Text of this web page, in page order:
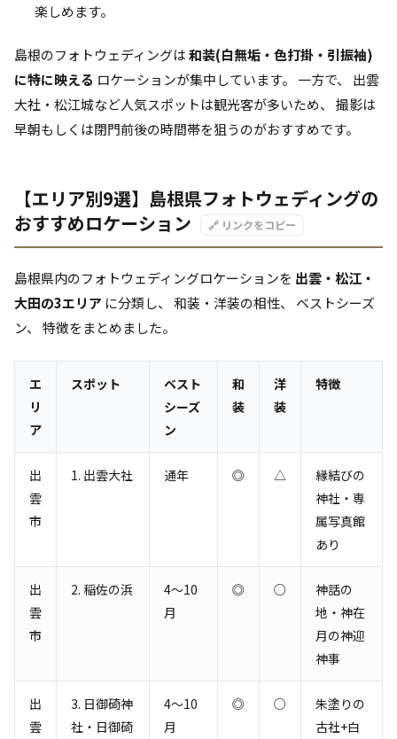
楽しめます。
島根のフォトウェディングは和装(白無垢・色打掛・引振袖)
に特に映える ロケーションが集中しています。 一方で、 出雲
大社・松江城など人気スポットは観光客が多いため、 撮影は
早朝もしくは閉門前後の時間帯を狙うのがおすすめです。
【エリア別9選】島根県フォトウェディングの
おすすめロケーション
🔗 リンクをコピー
島根県内のフォトウェディングロケーションを 出雲・松江・
大田の3エリア に分類し、 和装・洋装の相性、 ベストシーズ
ン、 特徴をまとめました。
エ
リ
ア
スポット
ベスト
シーズ
ン
和
装
洋
装
特徴
出
雲
市
1. 出雲大社 通年 ◎ △
縁結びの
神社・専
属写真館
あり
出
雲
市
2. 稲佐の浜
4〜10
月
◎ ○
神話の
地・神在
月の神迎
神事
出
雲
3. 日御碕神
社・日御碕
4〜10
月
◎ ○
朱塗りの
古社+白